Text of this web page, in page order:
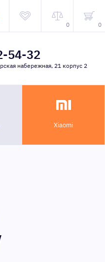
0 0
54-32
набережная, 21 корпус 2
Xiaomi